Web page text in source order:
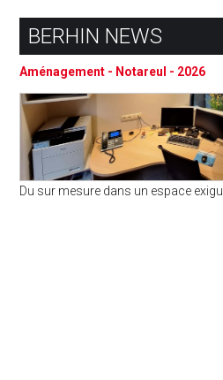
BERHIN NEWS
Aménagement - Notareul - 2026
Du sur mesure dans un espace exigu